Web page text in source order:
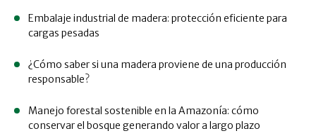
Embalaje industrial de madera: protección eficiente para
cargas pesadas
¿Cómo saber si una madera proviene de una producción
responsable?
Manejo forestal sostenible en la Amazonía: cómo
conservar el bosque generando valor a largo plazo